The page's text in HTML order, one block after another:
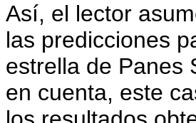
Así, el lector
las predicciones
estrella de Panes
en cuenta, este